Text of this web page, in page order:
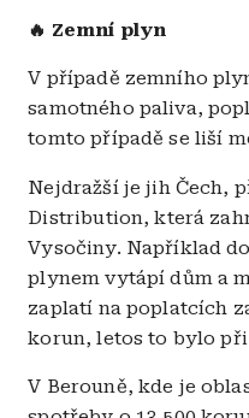
🔥 Zemní plyn
V případě zemního
samotného paliva,
tomto případě se liší
Nejdražší je jih Čech,
Distribution, která
Vysočiny. Například
plynem vytápí dům a
zaplatí na poplatcích
korun, letos to bylo při
V Berouně, kde je